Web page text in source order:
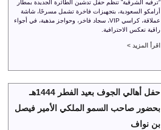
“ترفيه الشرقية” تنظم حفل تدشين الطائرة الجديدة بمطار
أرامكو السعودية، بتجهيزات فاخرة تشمل مسرحًا، شاشة
عملاقة، كراسي VIP، سجاد فاخر، وحواجز مذهبة، في أجواء
راقية تعكس الاحترافية.
اقرأ المزيد >
حفل أهالي الجوف بعيد الفطر 1444هـ
بحضور صاحب السمو الملكي الأمير فيصل
بن نواف